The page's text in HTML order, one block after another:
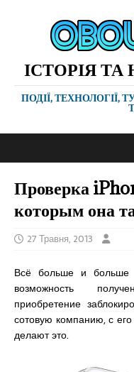
ІСТОРІЯ
ПОДІЇ, ТЕХНОЛОГІЇ,
Проверка
которым она
27 Травня, 2013
Всё больше и больше
возможность
приобретение
сотовую компанию, с
делают это.